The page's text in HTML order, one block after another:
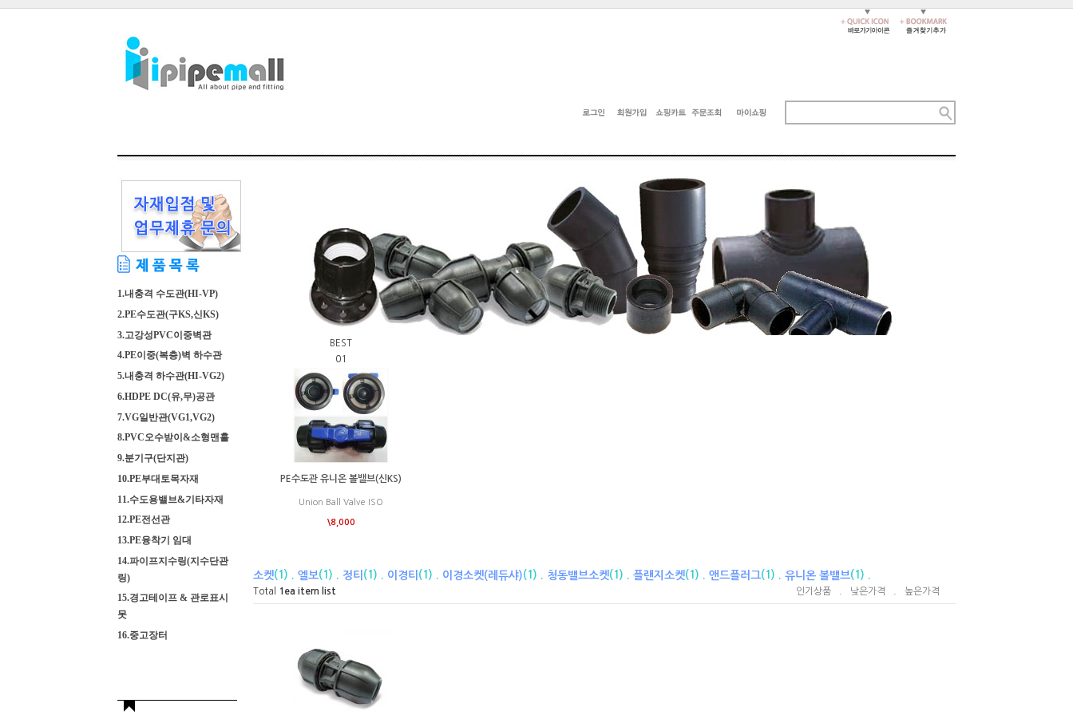
1.내충격 수도관(HI-VP)
2.PE수도관(구KS,신KS)
3.고강성PVC이중벽관
4.PE이중(복층)벽 하수관
5.내충격 하수관(HI-VG2)
6.HDPE DC(유,무)공관
7.VG일반관(VG1,VG2)
8.PVC오수받이&소형맨홀
9.분기구(단지관)
10.PE부대토목자재
11.수도용밸브&기타자재
12.PE전선관
13.PE융착기 임대
14.파이프지수링(지수단관
링)
15.경고테이프 & 관로표시
못
16.중고장터
BEST
01
PE수도관 유니온 볼밸브(신KS)
Union Ball Valve ISO
\8,000
소켓(1) . 엘보(1) . 정티 (1) . 이경티 (1) . 이경소켓(레듀샤)(1) . 청동밸브소켓(1) . 플랜지소켓(1) . 앤드플러그(1) . 유니온 볼밸브(1) .
Total 1 ea item list 인기상품 낮은가격 높은가격